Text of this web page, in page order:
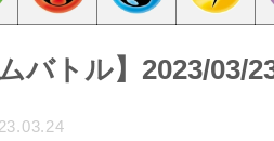
ムバトル】2023/03/